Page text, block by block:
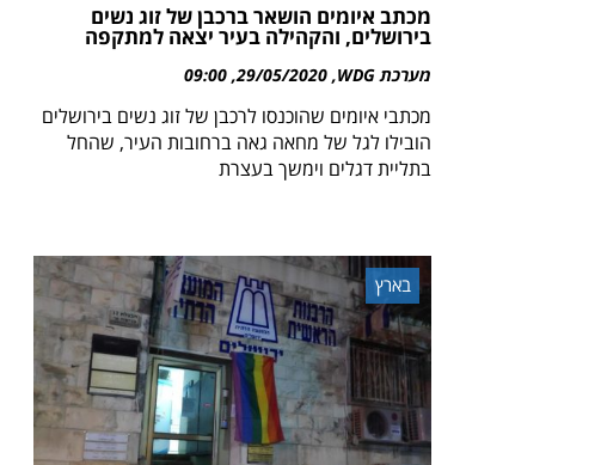
מכתב איומים הושאר ברכבן של זוג נשים
בירושלים, והקהילה בעיר יצאה למתקפה
מערכת WDG 29/05/2020
09:00
מכתבי איומים שהוכנסו לרכבן של זוג נשים בירושלים
הובילו לגל של מחאה גאה ברחובות העיר, שהחל
בתליית דגלים וימשך בעצרת
בארץ